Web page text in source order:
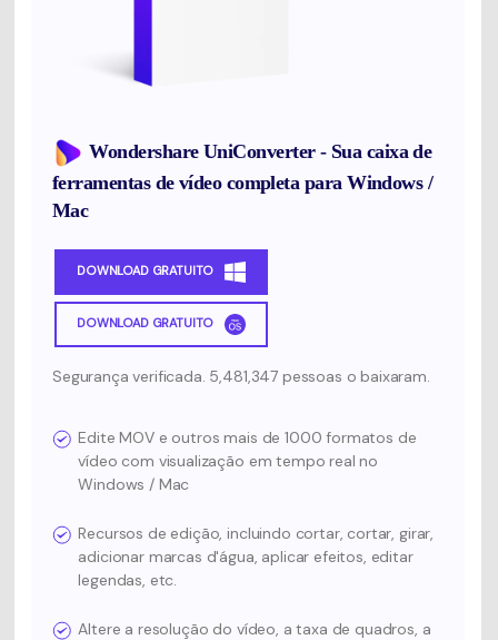
Wondershare UniConverter - Sua caixa de
ferramentas de vídeo completa para Windows /
Mac
DOWNLOAD GRATUITO
DOWNLOAD GRATUITO
Segurança verificada. 5,481,347 pessoas o baixaram.
Edite MOV e outros mais de 1000 formatos de
vídeo com visualização em tempo real no
Windows / Mac
Recursos de edição, incluindo cortar, cortar, girar,
adicionar marcas d'água, aplicar efeitos, editar
legendas, etc.
Altere a resolução do vídeo, a taxa de quadros, a